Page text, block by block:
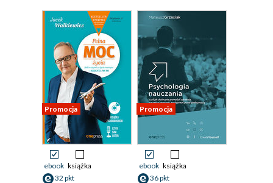
Promocja
ebook książka
32 pkt
Promocja
ebook książka
36 pkt